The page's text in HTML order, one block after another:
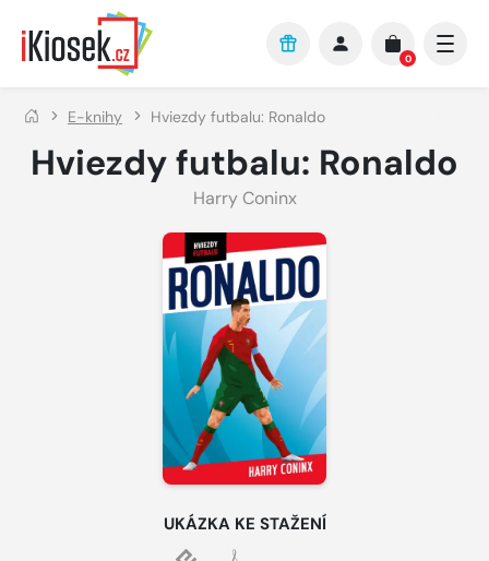
Přejít na hlavní obsah
0
E-knihy Hviezdy futbalu: Ronaldo
Hviezdy futbalu: Ronaldo
Harry Coninx
UKÁZKA KE STAŽENÍ